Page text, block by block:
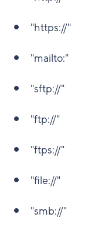
"https://"
"mailto:"
"sftp://"
"ftp://"
"ftps://"
"file://"
"smb://"